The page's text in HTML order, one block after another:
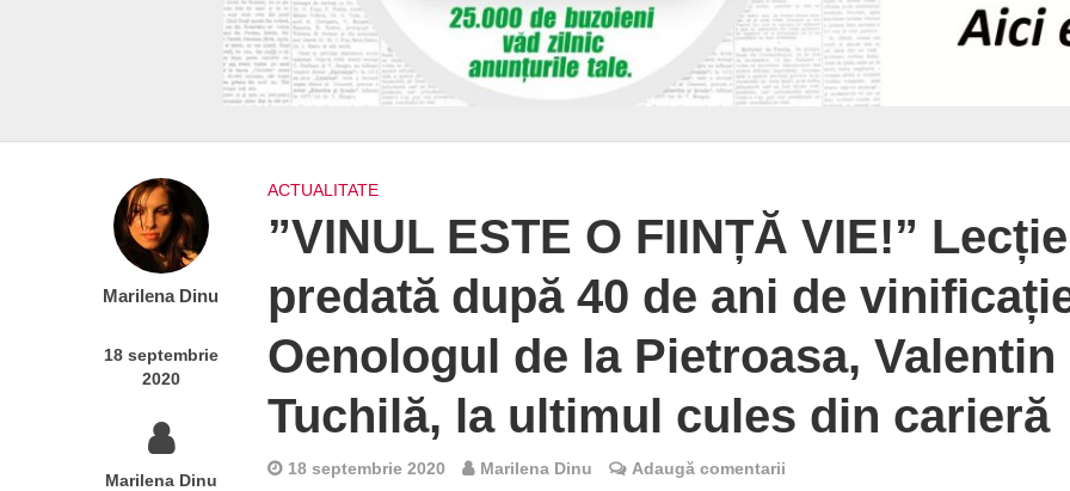
Marilena Dinu
18 septembrie
2020
Marilena Dinu
ACTUALITATE
”VINUL ESTE O FIINȚĂ VIE!” Lecție
predată după 40 de ani de
Oenologul de la Pietroasa, Valentin
Tuchilă, la ultimul cules din carieră
18 septembrie 2020 Marilena Dinu Adaugă comentarii